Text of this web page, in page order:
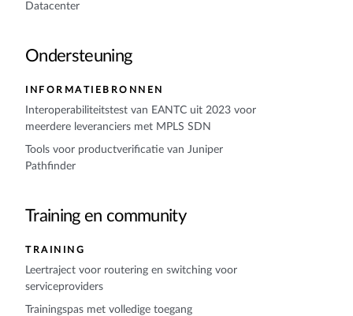
Datacenter
Ondersteuning
INFORMATIEBRONNEN
Interoperabiliteitstest van EANTC uit 2023 voor
meerdere leveranciers met MPLS SDN
Tools voor productverificatie van Juniper
Pathfinder
Training en community
TRAINING
Leertraject voor routering en switching voor
serviceproviders
Trainingspas met volledige toegang